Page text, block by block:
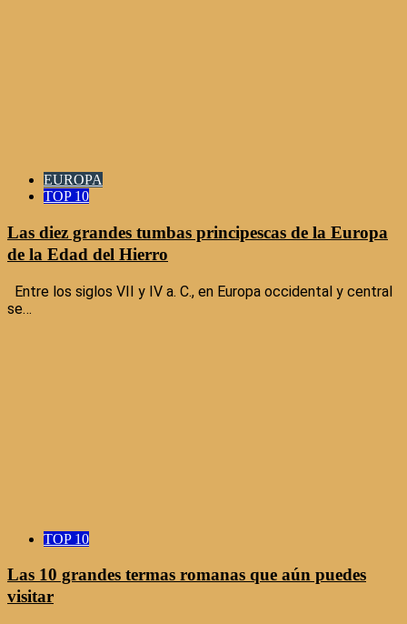
EUROPA
TOP 10
Las diez grandes tumbas principescas de la Europa
de la Edad del Hierro
Entre los siglos VII y IV a. C., en Europa occidental y central
se…
TOP 10
Las 10 grandes termas romanas que aún puedes
visitar